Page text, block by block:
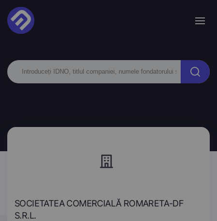
SOCIETATEA COMERCIALĂ ROMARETA-DF
S.R.L.